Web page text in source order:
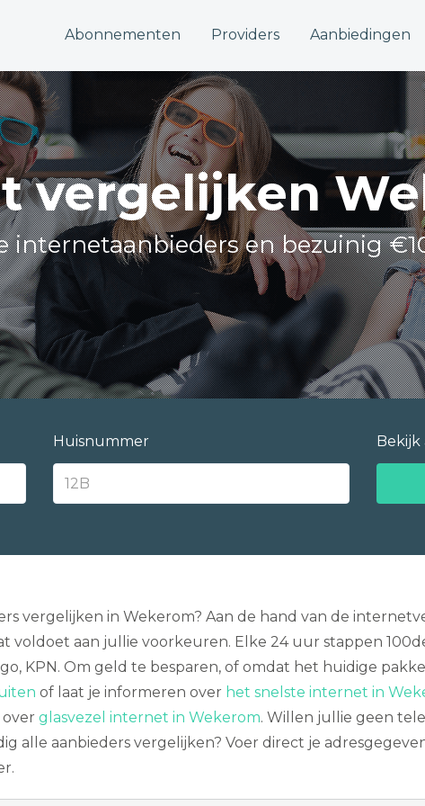
Abonnementen Providers Aanbiedingen
vergelijken
internetaanbieders en bezuinig
Huisnummer Bekijk
vergelijken in Wekerom? Aan de hand van de
aan jullie voorkeuren. Elke 24 uur stappen
KPN. Om geld te besparen, of omdat het huidige
of laat je informeren over het snelste internet in
glasvezel internet in Wekerom. Willen jullie geen
alle aanbieders vergelijken? Voer direct je